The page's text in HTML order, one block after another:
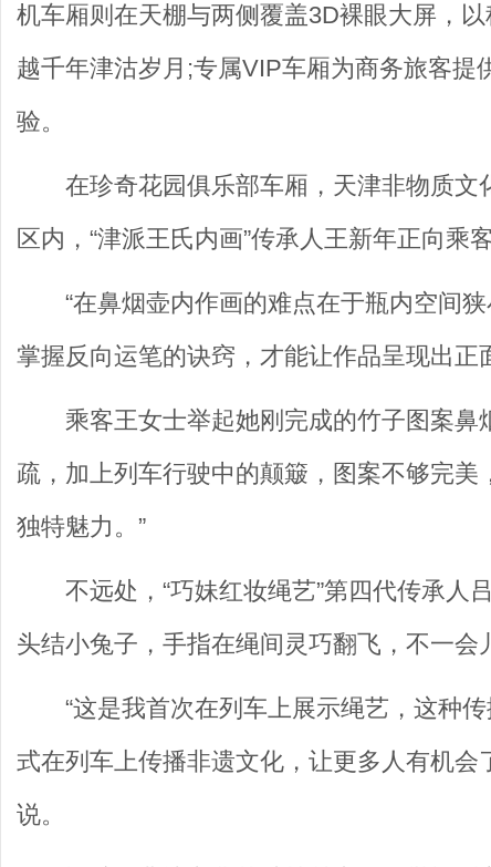
机车厢则在天棚与两侧覆盖3D裸眼大屏，
越千年津沽岁月;专属VIP车厢为商务旅客
验。
在珍奇花园俱乐部车厢，天津非物质
区内，“津派王氏内画”传承人王新年正向乘
“在鼻烟壶内作画的难点在于瓶内空间
掌握反向运笔的诀窍，才能让作品呈现出正
乘客王女士举起她刚完成的竹子图案鼻
疏，加上列车行驶中的颠簸，图案不够完
独特魅力。”
不远处，“巧妹红妆绳艺”第四代传承人
头结小兔子，手指在绳间灵巧翻飞，不一会
“这是我首次在列车上展示绳艺，这种
式在列车上传播非遗文化，让更多人有机
说。